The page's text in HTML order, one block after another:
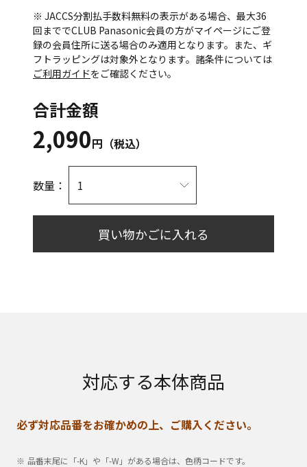
※ JACCS分割払手数料無料の表示がある場合、最大36
回まででCLUB Panasonic会員の方がマイページにご登
録の会員住所に送る場合のみ適用となります。また、ギ
フトラッピングは対象外となります。諸条件については
ご利用ガイドをご確認ください。
合計金額
2,090円（税込）
数量：
買い物かごに入れる
対応する本体商品
必ず対応品番をお確かめの上、ご購入ください。
品番末尾に「-K」や「-W」がある場合は、色柄コードです。